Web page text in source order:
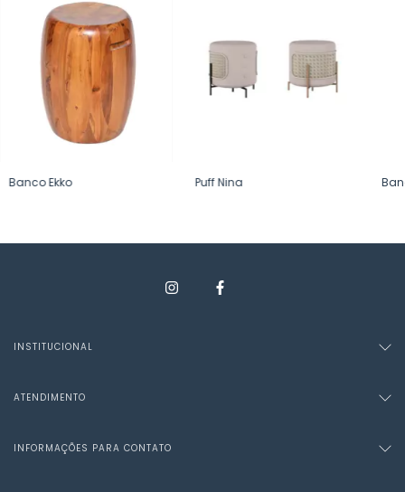
Banco Ekko Puff Nina
INSTITUCIONAL
ATENDIMENTO
INFORMAÇÕES PARA CONTATO